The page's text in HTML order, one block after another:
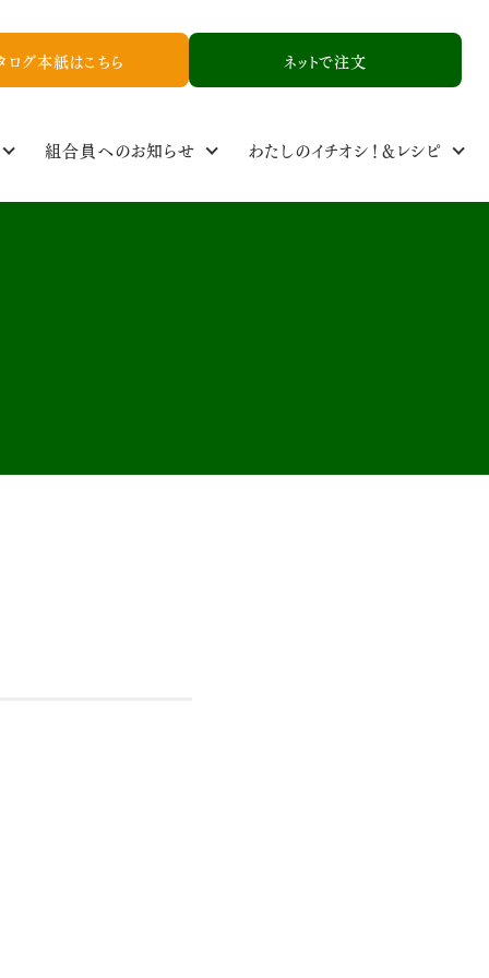
ログ本紙はこちら ネットで注文
組合員へのお知らせ わたしのイチオシ！＆レシピ